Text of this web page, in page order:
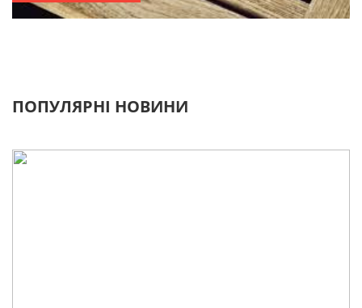
ПОПУЛЯРНІ НОВИНИ